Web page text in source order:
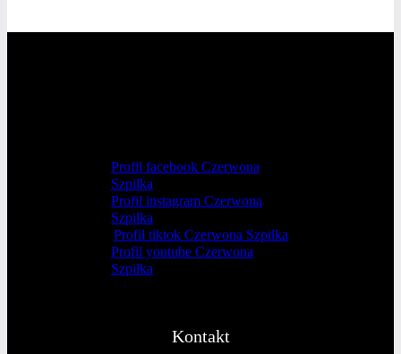
Profil facebook Czerwona
Szpilka
Profil instagram Czerwona
Szpilka
Profil tiktok Czerwona Szpilka
Profil youtube Czerwona
Szpilka
Kontakt